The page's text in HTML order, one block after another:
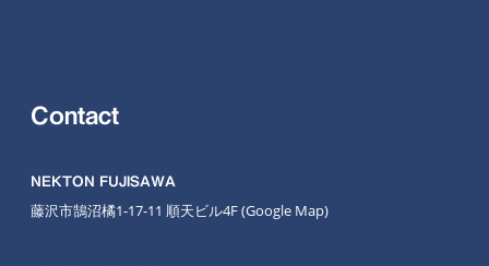
Contact
NEKTON FUJISAWA
藤沢市鵠沼橘1-17-11 順天ビル4F(Google Map)